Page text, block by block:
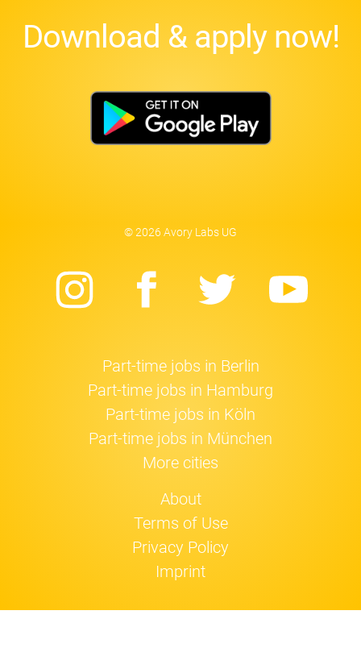
Download & apply now!
© 2026 Avory Labs UG
Instagram
Facebook
Twitter
Part-time jobs in Berlin
Part-time jobs in Hamburg
Part-time jobs in Köln
Part-time jobs in München
More cities
About
Terms of Use
Privacy Policy
Imprint